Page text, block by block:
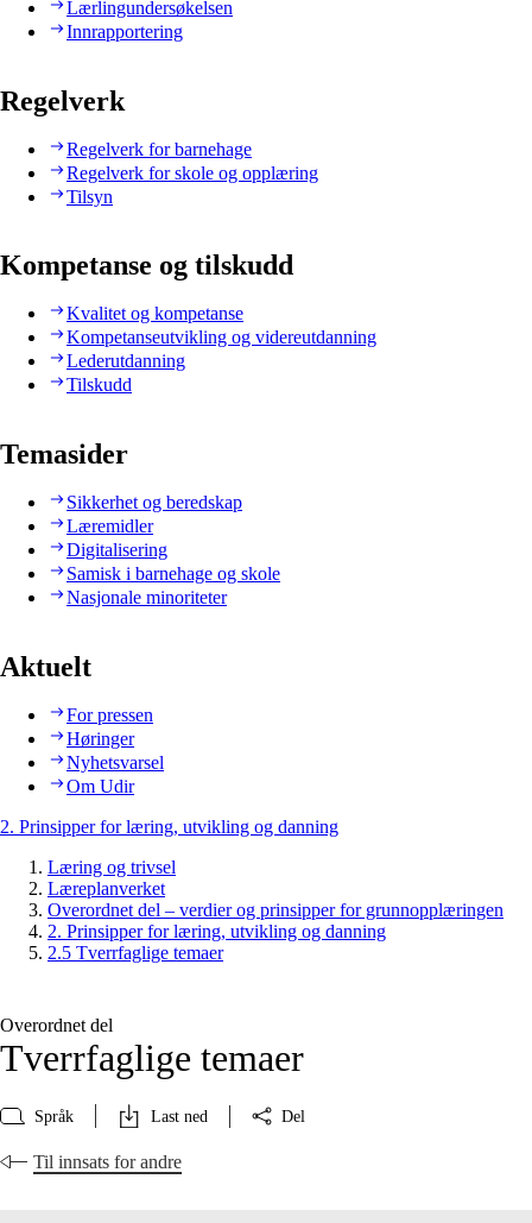
Lærlingundersøkelsen
Innrapportering
Regelverk
Regelverk for barnehage
Regelverk for skole og opplæring
Tilsyn
Kompetanse og tilskudd
Kvalitet og kompetanse
Kompetanseutvikling og videreutdanning
Lederutdanning
Tilskudd
Temasider
Sikkerhet og beredskap
Læremidler
Digitalisering
Samisk i barnehage og skole
Nasjonale minoriteter
Aktuelt
For pressen
Høringer
Nyhetsvarsel
Om Udir
2. Prinsipper for læring, utvikling og danning
Læring og trivsel
Læreplanverket
Overordnet del – verdier og prinsipper for grunnopplæringen
2. Prinsipper for læring, utvikling og danning
2.5 Tverrfaglige temaer
Overordnet del
Tverrfaglige temaer
Språk Last ned Del
Til innsats for andre